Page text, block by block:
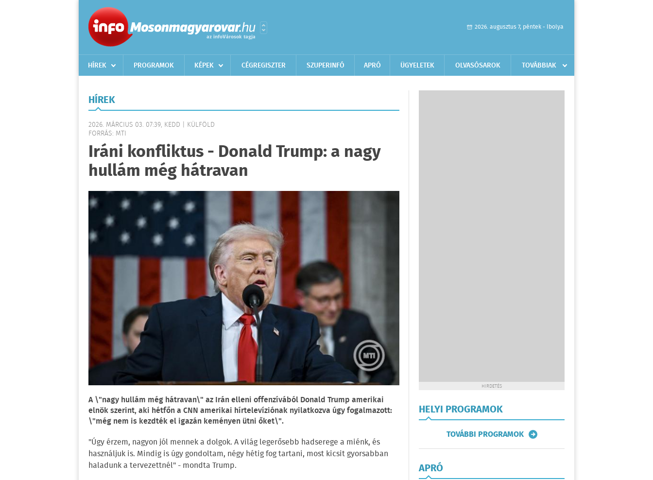
2026. augusztus 7, péntek - Ibolya
HÍREK PROGRAMOK KÉPEK CÉGREGISZTER SZUPERINFÓ APRÓ ÜGYELETEK OLVASÓSAROK TOVÁBBIAK
HÍREK
2026. MÁRCIUS 03. 07:39, KEDD | KÜLFÖLD
FORRÁS: MTI
Iráni konfliktus - Donald Trump: a nagy
hullám még hátravan
A \"nagy hullám még hátravan\" az Irán elleni offenzívából Donald Trump amerikai
elnök szerint, aki hétfőn a CNN amerikai hírtelevíziónak nyilatkozva úgy fogalmazott:
\"még nem is kezdték el igazán keményen ütni őket\".
"Úgy érzem, nagyon jól mennek a dolgok. A világ legerősebb hadserege a miénk, és
használjuk is. Mindig is úgy gondoltam, négy hétig fog tartani, most kicsit gyorsabban
haladunk a tervezettnél" - mondta Trump.
HIRDETÉS
HELYI PROGRAMOK
TOVÁBBI PROGRAMOK
APRÓ